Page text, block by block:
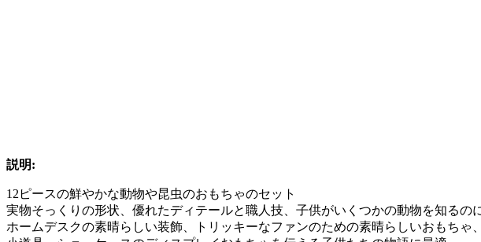
説明:
12ピースの鮮やかな動物や昆虫のおもちゃのセット
実物そっくりの形状、優れたディテールと職人技、子供がいくつかの動物を知るの
ホームデスクの素晴らしい装飾、トリッキーなファンのための素晴らしいおもちゃ